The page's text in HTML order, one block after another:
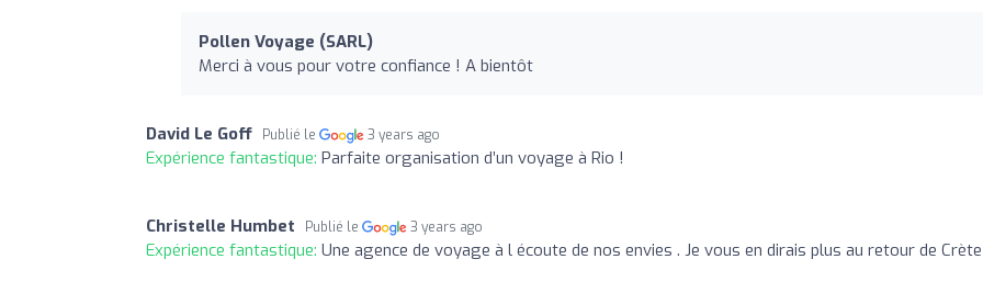
Pollen Voyage (SARL)
Merci à vous pour votre confiance ! A bientôt
David Le Goff Publié le 3 years ago
Expérience fantastique: Parfaite organisation d’un voyage à Rio !
Christelle Humbet Publié le 3 years ago
Expérience fantastique: Une agence de voyage à l écoute de nos envies . Je vous en dirais plus au retour de Crète